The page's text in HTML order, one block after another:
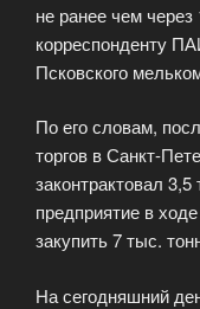
не ранее чем
корреспонденту
Псковского
По его словам,
торгов в Санкт-
законтрактовал
предприятие в
закупить 7 тыс.
На сегодняшний